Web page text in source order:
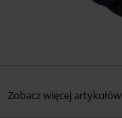
Zobacz więcej